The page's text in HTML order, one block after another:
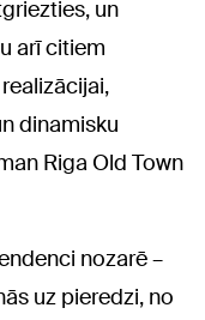
un
arī citiem
dinamisku
Riga Old Town
nozarē –
uz pieredzi, no